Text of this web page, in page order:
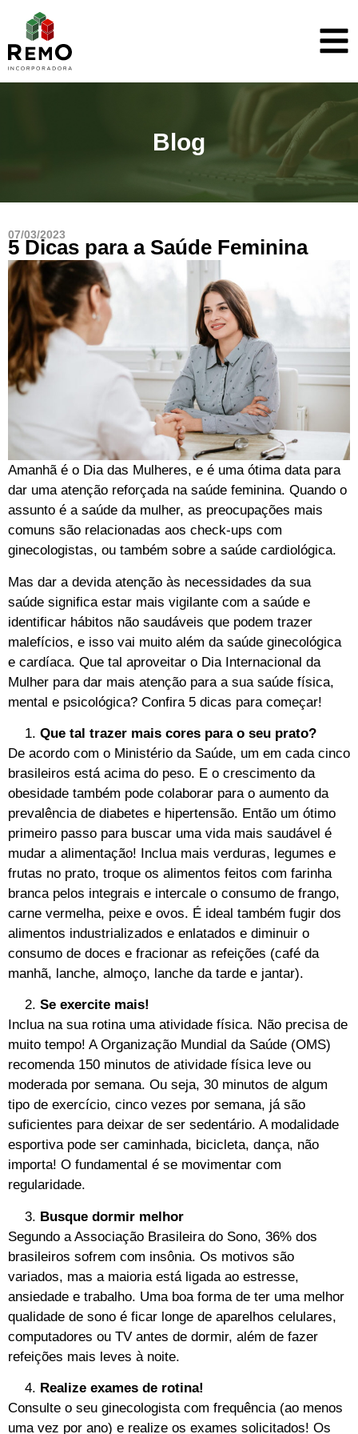
Blog
07/03/2023
5 Dicas para a Saúde Feminina
Amanhã é o Dia das Mulheres, e é uma ótima data para
dar uma atenção reforçada na saúde feminina. Quando o
assunto é a saúde da mulher, as preocupações mais
comuns são relacionadas aos check-ups com
ginecologistas, ou também sobre a saúde cardiológica.
Mas dar a devida atenção às necessidades da sua
saúde significa estar mais vigilante com a saúde e
identificar hábitos não saudáveis que podem trazer
malefícios, e isso vai muito além da saúde ginecológica
e cardíaca. Que tal aproveitar o Dia Internacional da
Mulher para dar mais atenção para a sua saúde física,
mental e psicológica? Confira 5 dicas para começar!
Que tal trazer mais cores para o seu prato?
De acordo com o Ministério da Saúde, um em cada cinco
brasileiros está acima do peso. E o crescimento da
obesidade também pode colaborar para o aumento da
prevalência de diabetes e hipertensão. Então um ótimo
primeiro passo para buscar uma vida mais saudável é
mudar a alimentação! Inclua mais verduras, legumes e
frutas no prato, troque os alimentos feitos com farinha
branca pelos integrais e intercale o consumo de frango,
carne vermelha, peixe e ovos. É ideal também fugir dos
alimentos industrializados e enlatados e diminuir o
consumo de doces e fracionar as refeições (café da
manhã, lanche, almoço, lanche da tarde e jantar).
Se exercite mais!
Inclua na sua rotina uma atividade física. Não precisa de
muito tempo! A Organização Mundial da Saúde (OMS)
recomenda 150 minutos de atividade física leve ou
moderada por semana. Ou seja, 30 minutos de algum
tipo de exercício, cinco vezes por semana, já são
suficientes para deixar de ser sedentário. A modalidade
esportiva pode ser caminhada, bicicleta, dança, não
importa! O fundamental é se movimentar com
regularidade.
Busque dormir melhor
Segundo a Associação Brasileira do Sono, 36% dos
brasileiros sofrem com insônia. Os motivos são
variados, mas a maioria está ligada ao estresse,
ansiedade e trabalho. Uma boa forma de ter uma melhor
qualidade de sono é ficar longe de aparelhos celulares,
computadores ou TV antes de dormir, além de fazer
refeições mais leves à noite.
Realize exames de rotina!
Consulte o seu ginecologista com frequência (ao menos
uma vez por ano) e realize os exames solicitados! Os